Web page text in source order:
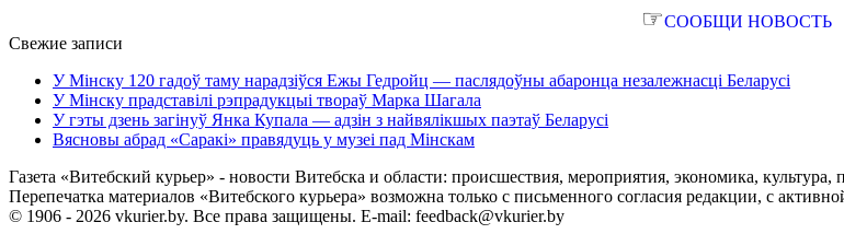
☞СООБЩИ НОВОСТЬ
Свежие записи
У Мінску 120 гадоў таму нарадзіўся Ежы Гедройц — паслядоўны абаронца незалежнасці Беларусі
У Мінску прадставілі рэпрадукцыі твораў Марка Шагала
У гэты дзень загінуў Янка Купала — адзін з найвялікшых паэтаў Беларусі
Вясновы абрад «Саракі» правядуць у музеі пад Мінскам
Газета «Витебский курьер» - новости Витебска и области: происшествия, мероприятия, экономика, культура,
Перепечатка материалов «Витебского курьера» возможна только с письменного согласия редакции, с
© 1906 - 2026 vkurier.by. Все права защищены. E-mail: feedback@vkurier.by